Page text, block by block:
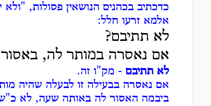
כדכתיב בכהנים הנושאין פסולות, "ולא
אלמא זרעו חלל:
לא תתיבם?
אם נאסרה במותר לה,
לא תתיבם - מק"ו זה.
אם נאסרה בבעילה זו לבעלה שהיה
ביבמה האסור לה באותה שעה, לא כ"ש